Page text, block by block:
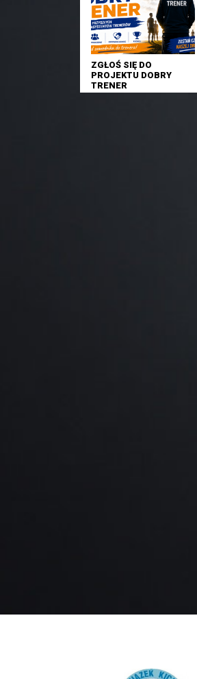
ZGŁOŚ SIĘ DO
PROJEKTU DOBRY
TRENER